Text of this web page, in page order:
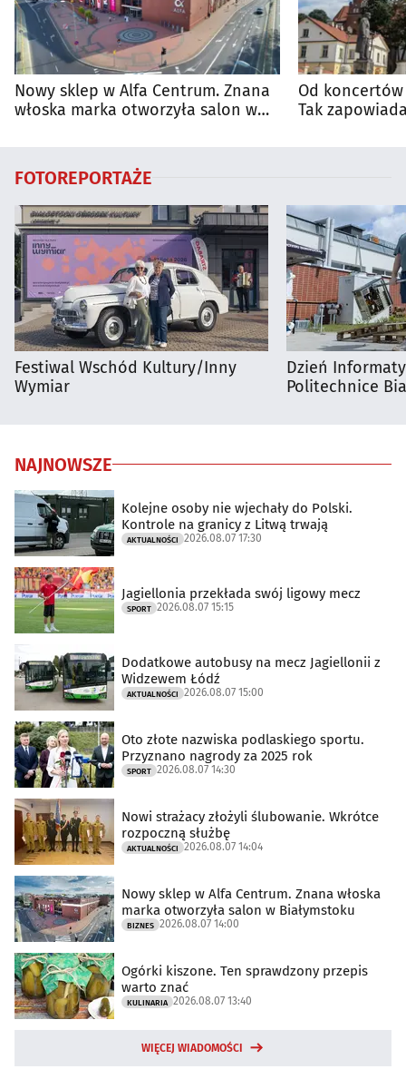
Nowy sklep w Alfa Centrum. Znana
włoska marka otworzyła salon w
Od
Tak
FOTOREPORTAŻE
Festiwal Wschód Kultury/Inny
Wymiar
Dzień
Politechnice
NAJNOWSZE
Kolejne osoby nie wjechały do Polski.
Kontrole na granicy z Litwą trwają
AKTUALNOŚCI 2026.08.07 17:30
Jagiellonia przekłada swój ligowy mecz
SPORT 2026.08.07 15:15
Dodatkowe autobusy na mecz Jagiellonii z
Widzewem Łódź
AKTUALNOŚCI 2026.08.07 15:00
Oto złote nazwiska podlaskiego sportu.
Przyznano nagrody za 2025 rok
SPORT 2026.08.07 14:30
Nowi strażacy złożyli ślubowanie. Wkrótce
rozpoczną służbę
AKTUALNOŚCI 2026.08.07 14:04
Nowy sklep w Alfa Centrum. Znana włoska
marka otworzyła salon w Białymstoku
BIZNES 2026.08.07 14:00
Ogórki kiszone. Ten sprawdzony przepis
warto znać
KULINARIA 2026.08.07 13:40
WIĘCEJ WIADOMOŚCI